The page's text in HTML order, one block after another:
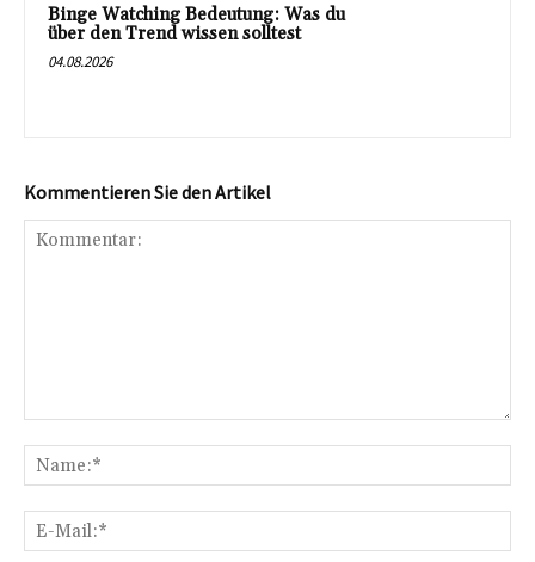
Binge Watching Bedeutung: Was du
über den Trend wissen solltest
04.08.2026
Kommentieren Sie den Artikel